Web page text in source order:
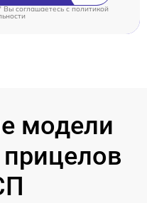
Вы соглашаетесь c политикой
модели